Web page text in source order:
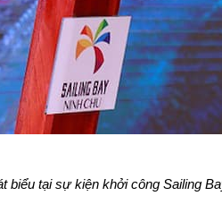
biểu tại sự kiện khởi công Sailing